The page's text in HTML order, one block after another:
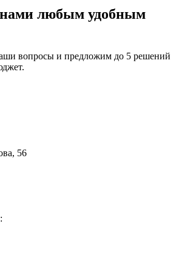
любым удобным
вопросы и предложим до 5 решений
56